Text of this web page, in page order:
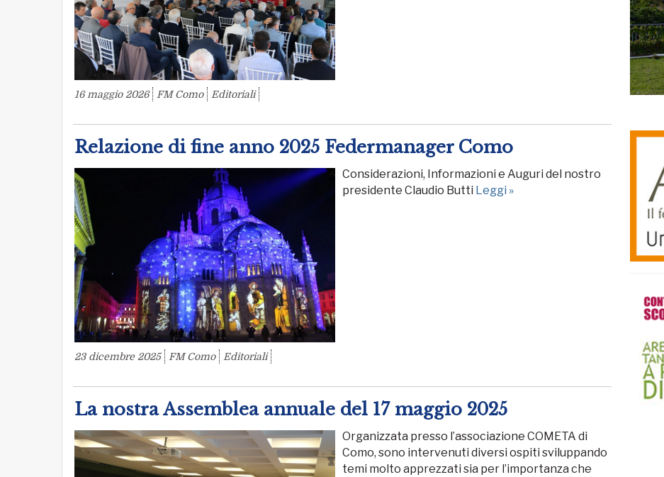
16 maggio 2026 FM Como Editoriali
Relazione di fine anno 2025 Federmanager Como
Considerazioni, Informazioni e Auguri del nostro
presidente Claudio Butti Leggi »
23 dicembre 2025 FM Como Editoriali
La nostra Assemblea annuale del 17 maggio 2025
Organizzata presso l’associazione COMETA di
Como, sono intervenuti diversi ospiti sviluppando
temi molto apprezzati sia per l’importanza che